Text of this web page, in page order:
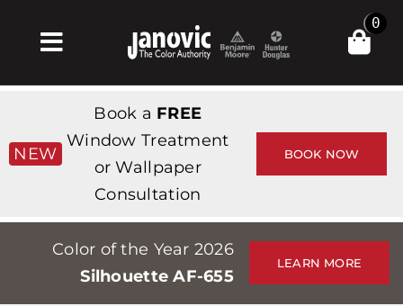
Toggle
Navigation
Products & Services
Κατάστημα
Professionals
Stores
0
NEW
Book a FREE
Window Treatment
or Wallpaper
Consultation
BOOK NOW
Color of the Year 2026
Silhouette AF-655
LEARN MORE